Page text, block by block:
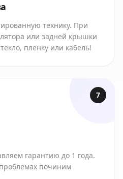
технику. При
или задней крышки
пленку или кабель!
7
гарантию до 1 года.
починим